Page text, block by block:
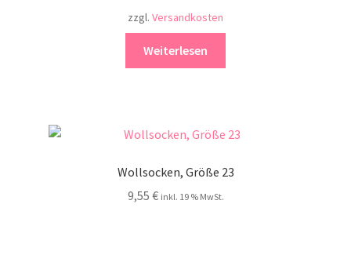
zzgl. Versandkosten
Weiterlesen
Wollsocken, Größe 23
9,55 € inkl. 19 % MwSt.